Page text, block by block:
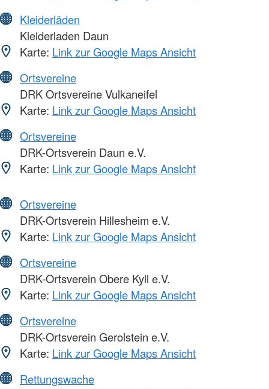
Kleiderläden
Kleiderladen Daun
Karte: Link zur Google Maps Ansicht
Ortsvereine
DRK Ortsvereine Vulkaneifel
Karte: Link zur Google Maps Ansicht
Ortsvereine
DRK-Ortsverein Daun e.V.
Karte: Link zur Google Maps Ansicht
Ortsvereine
DRK-Ortsverein Hillesheim e.V.
Karte: Link zur Google Maps Ansicht
Ortsvereine
DRK-Ortsverein Obere Kyll e.V.
Karte: Link zur Google Maps Ansicht
Ortsvereine
DRK-Ortsverein Gerolstein e.V.
Karte: Link zur Google Maps Ansicht
Rettungswache